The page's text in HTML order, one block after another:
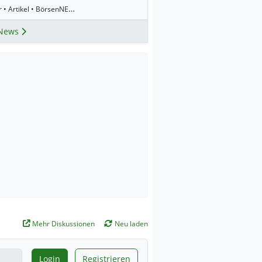
8:45 Uhr • Artikel • BörsenNEWS.de
Mehr Diskussionen Neu laden
Login Registrieren